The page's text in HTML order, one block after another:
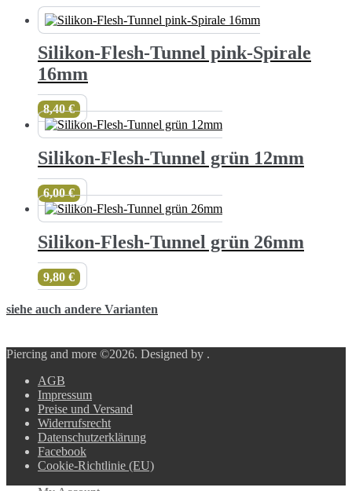
Silikon-Flesh-Tunnel pink-Spirale
16mm
8,40€
Silikon-Flesh-Tunnel grün 12mm
6,00€
Silikon-Flesh-Tunnel grün 26mm
9,80 €
siehe auch andere Varianten
Piercing and more ©2026. Designed by .
AGB
Impressum
Preise und Versand
Widerrufsrecht
Datenschutzerklärung
Facebook
Cookie-Richtlinie (EU)